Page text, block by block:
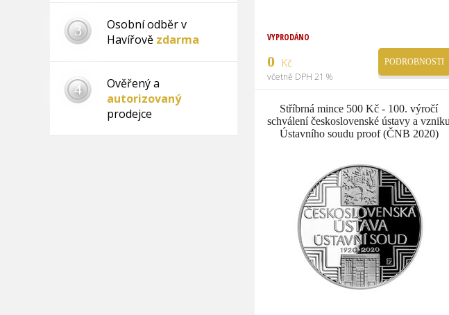
3
Osobní odběr v
Havířově zdarma
4
Ověřený a
autorizovaný
prodejce
VYPRODÁNO
0 Kč
včetně DPH 21 %
PODROBNOSTI
Stříbrná mince 500 Kč - 100. výročí
schválení československé ústavy a vzniku
Ústavního soudu proof (ČNB 2020)